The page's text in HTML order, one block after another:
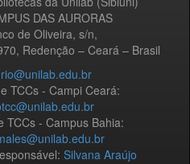
DAS AURORAS
de Oliveira, s/n,
Redenção – Ceará – Brasil
TCCs - Campi Ceará:
TCCs - Campus Bahia:
Silvana Araújo